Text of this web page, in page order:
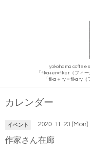
yokohama coffee
「fika+er=fiker（フィ
「fika＋ry＝fikary（
カレンダー
イベント 2020-11-23 (Mon)
作家さん在廊